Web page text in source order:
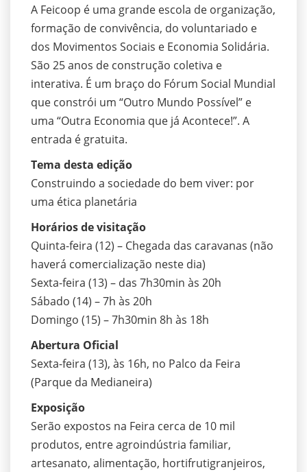
A Feicoop é uma grande escola de organização,
formação de convivência, do voluntariado e
dos Movimentos Sociais e Economia Solidária.
São 25 anos de construção coletiva e
interativa. É um braço do Fórum Social Mundial
que constrói um “Outro Mundo Possível” e
uma “Outra Economia que já Acontece!”. A
entrada é gratuita.
Tema desta edição
Construindo a sociedade do bem viver: por
uma ética planetária
Horários de visitação
Quinta-feira (12) – Chegada das caravanas (não
haverá comercialização neste dia)
Sexta-feira (13) – das 7h30min às 20h
Sábado (14) – 7h às 20h
Domingo (15) – 7h30min 8h às 18h
Abertura Oficial
Sexta-feira (13), às 16h, no Palco da Feira
(Parque da Medianeira)
Exposição
Serão expostos na Feira cerca de 10 mil
produtos, entre agroindústria familiar,
artesanato, alimentação, hortifrutigranjeiros,